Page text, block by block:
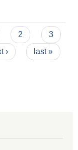
2
3
› last »